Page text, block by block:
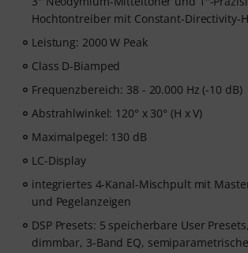
Hochtontreiber mit Constant-Directivity-
Leistung: 2000 W Peak
Class D-Biamped
Frequenzbereich: 38 - 20.000 Hz (-10 dB)
Abstrahlwinkel: 120° x 30° (H x V)
Maximalpegel: 130 dB
LC-Display
integriertes 4-Kanal-Mischpult mit
und Pegelanzeigen
DSP Presets: 5 speicherbare User
dimmbar, 3-Band EQ,